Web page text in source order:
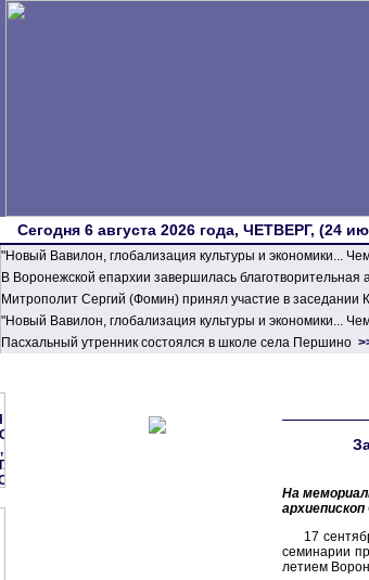
Сегодня 6 августа 2026 года, ЧЕТВЕРГ, (24
"Новый Вавилон, глобализация культуры и экономики...
В Воронежской епархии завершилась благотворительная
Митрополит Сергий (Фомин) принял участие в
"Новый Вавилон, глобализация культуры и экономики...
Пасхальный утренник состоялся в школе села Першино
На
17
семинарии
летием